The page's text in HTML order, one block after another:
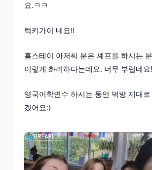
요.ㅋㅋ
럭키가이 네요!!
홈스테이 아저씨 분은 셰프를 하시는
이렇게 화려하다는데요. 너무 부럽네요!
영국어학연수 하시는 동안 먹방 제대
겠어요:)